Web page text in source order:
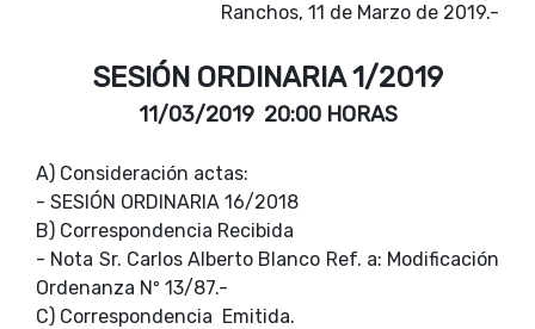
Ranchos, 11 de Marzo de 2019.-
SESIÓN ORDINARIA 1/2019
11/03/2019 20:00 HORAS
A) Consideración actas:
- SESIÓN ORDINARIA 16/2018
B) Correspondencia Recibida
- Nota Sr. Carlos Alberto Blanco Ref. a: Modificación
Ordenanza Nº 13/87.-
C) Correspondencia Emitida.